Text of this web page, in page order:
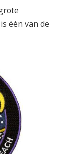
één van de